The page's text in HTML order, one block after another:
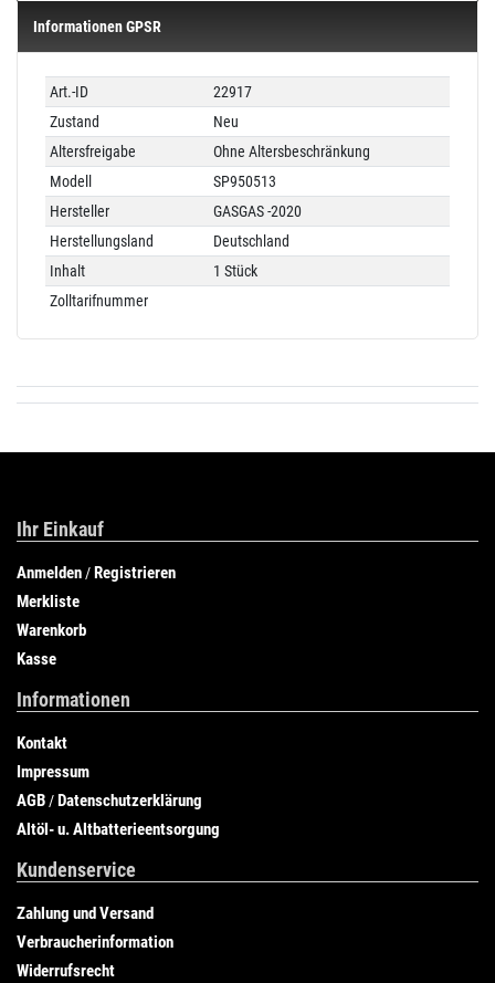
Informationen GPSR
Technisches
Merkmal
Wert
Art.-ID
22917
Zustand
Neu
Altersfreigabe
Ohne Altersbeschränkung
Modell
SP950513
Hersteller
GASGAS -2020
Herstellungsland
Deutschland
Inhalt
1 Stück
Zolltarifnummer
Ihr Einkauf
Anmelden /Registrieren
Merkliste
Warenkorb
Kasse
Informationen
Kontakt
Impressum
AGB /Datenschutzerklärung
Altöl- u. Altbatterieentsorgung
Kundenservice
Zahlung und Versand
Verbraucherinformation
Widerrufsrecht